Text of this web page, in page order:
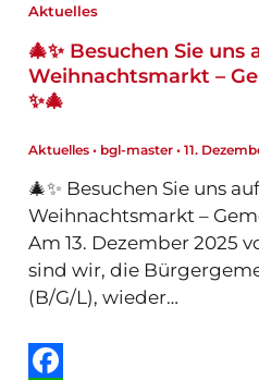
Aktuelles
🎄✨ Besuchen Sie
Weihnachtsmarkt –
✨🎄
Aktuelles• bgl-master • 11.
🎄✨ Besuchen Sie uns
Weihnachtsmarkt –
Am 13. Dezember 2025
sind wir, die
(B/G/L), wieder…